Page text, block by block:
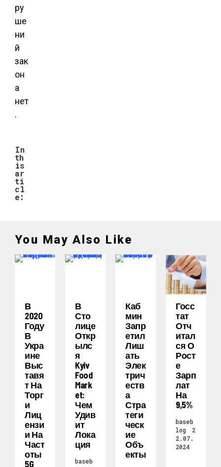
ру
ше
ни
й
зак
он
а
нет
.
In
th
is
ar
ti
cl
e:
You May Also Like
В
2020
Году
В
Укра
Ине
Выс
Тавя
Т На
Торг
И
Лиц
Ензи
И На
Част
Оты
5G
В
Сто
Лице
Откр
Ылс
Я
Kyiv
Food
Mark
Et:
Чем
Удив
Ит
Лока
Ция
baseb
Каб
Мин
Запр
Етил
Лиш
Ать
Элек
Трич
Еств
А
Стра
Теги
Ческ
Ие
Объ
Екты
Госс
Тат
Отч
Итал
Ся О
Рост
Е
Зарп
Лат
На
9,5%
baseb
log
2
2.07.
2024